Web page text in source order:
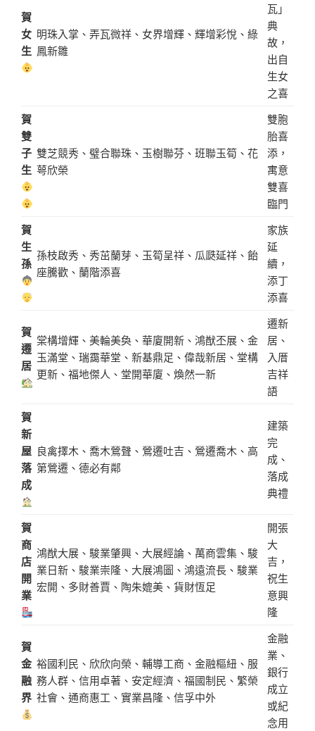
賀
女
生
明珠入掌、弄瓦微祥、女界增輝、輝增彩悅、綠
鳳新雛
瓦」
典
故，
出自
生女
之喜
賀
雙
子
生
雙芝競秀、璧合聯珠、玉樹聯芬、班聯玉筍、花
萼欣榮
雙胞
胎喜
添，
寓意
雙喜
臨門
賀
生
孫
孫枝啟秀、秀茁蘭芽、玉筍呈祥、瓜瓞延祥、飴
座騰歡、蘭階添喜
家族
延
續，
添丁
添喜
賀
遷
居
棠構增輝、美輪美奐、華廈開新、鴻猷丕展、金
玉滿堂、瑞靄華堂、新基鼎足、偉哉新居、堂構
更新、福地傑人、堂開華廈、煥然一新
遷新
居、
入厝
吉祥
語
賀
新
屋
落
成
良禽擇木、喬木鶯聲、鶯遷吐吉、鶯遷喬木、高
第鶯遷、德必有鄰
建築
完
成、
落成
典禮
賀
商
店
開
業
鴻猷大展、駿業肇興、大展經論、萬商雲集、駿
業日新、駿業崇隆、大展鴻圖、鴻遠流長、駿業
宏開、多財善賈、陶朱媲美、貨財恆足
開張
大
吉，
祝生
意興
隆
賀
金
融
界
裕國利民、欣欣向榮、輔導工商、金融樞紐、服
務人群、信用卓著、安定經濟、福國制民、繁榮
社會、通商惠工、實業昌隆、信孚中外
金融
業、
銀行
成立
或紀
念用